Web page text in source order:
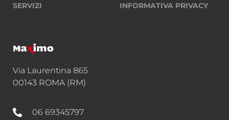
SERVIZI INFORMATIVA PRIVACY
Via Laurentina 865
00143 ROMA (RM)
06 69345797